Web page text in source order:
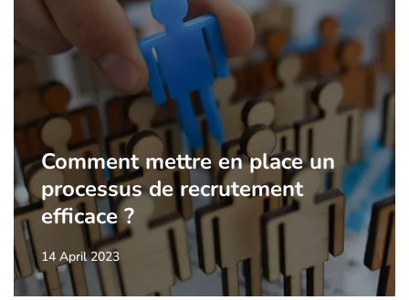
Comment mettre en place un
processus de recrutement
efficace ?
14 April 2023